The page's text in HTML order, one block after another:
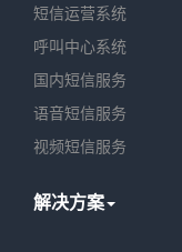
短信运营系统
呼叫中心系统
国内短信服务
语音短信服务
视频短信服务
解决方案